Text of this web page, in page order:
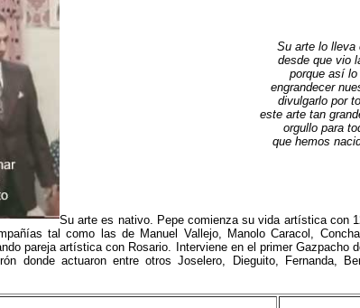
Su arte lo lleva
desde que vio
porque así
engrandecer
divulgarlo por
este arte tan
orgullo para
que hemos
Su arte es nativo. Pepe comienza su vida artística con
tal como las de Manuel Vallejo, Manolo Caracol,
pareja artística con Rosario. Interviene en el primer Gazpacho
donde actuaron entre otros Joselero, Dieguito, Fernanda,